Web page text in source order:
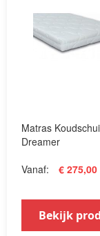
Matras
Dreamer
Vanaf
€ 275,00
Bekijk